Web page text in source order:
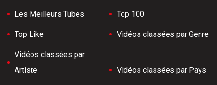
Les Meilleurs Tubes Top 100
Top Like Vidéos classées par Genre
Vidéos classées par
Artiste
Vidéos classées par Pays